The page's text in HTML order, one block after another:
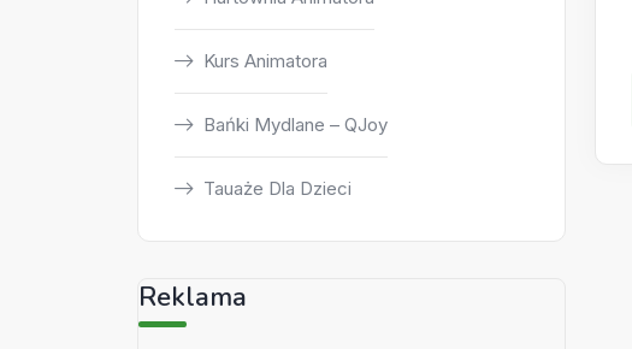
Kurs Animatora
Bańki Mydlane – QJoy
Tauaże Dla Dzieci
Reklama